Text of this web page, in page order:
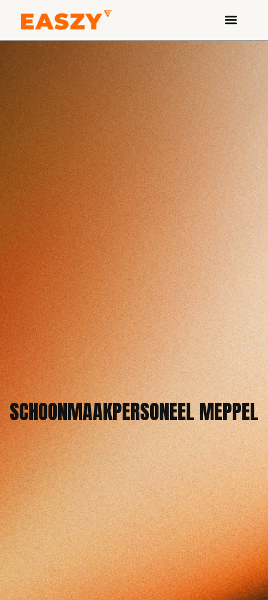
SCHOONMAAKPERSONEEL MEPPEL